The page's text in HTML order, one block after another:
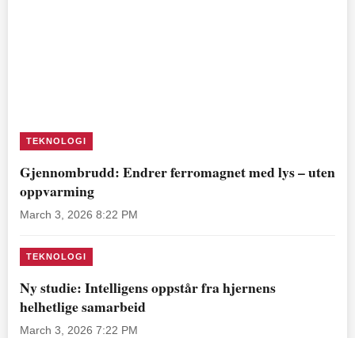
TEKNOLOGI
Gjennombrudd: Endrer ferromagnet med lys – uten
oppvarming
March 3, 2026 8:22 PM
TEKNOLOGI
Ny studie: Intelligens oppstår fra hjernens
helhetlige samarbeid
March 3, 2026 7:22 PM